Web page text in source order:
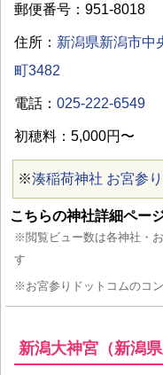
郵便番号：951-8018
住所： 新潟県新潟市中
町3482
電話： 025-222-6549
初穂料：5,000円〜
※湊稲荷神社 お宮参
こちらの神社詳細ペー
※閲覧ビュー数は各神社・
す
※お宮参りドットコムのコ
新潟大神宮（新潟県